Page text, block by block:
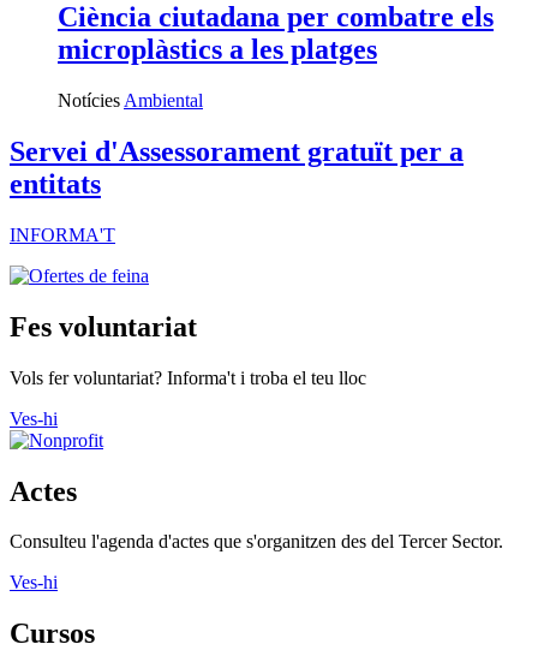
Ciència ciutadana per combatre els
microplàstics a les platges
Notícies Ambiental
Servei d'Assessorament gratuït per a
entitats
INFORMA'T
Fes voluntariat
Vols fer voluntariat? Informa't i troba el teu lloc
Ves-hi
Actes
Consulteu l'agenda d'actes que s'organitzen des del Tercer Sector.
Ves-hi
Cursos